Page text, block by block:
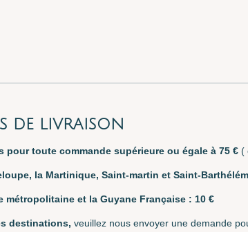
DE LIVRAISON
pour toute commande supérieure ou égale à 75 € (
la Martinique, Saint-martin et Saint-
métropolitaine et la Guyane Française : 10 €
destinations, veuillez nous envoyer une demande